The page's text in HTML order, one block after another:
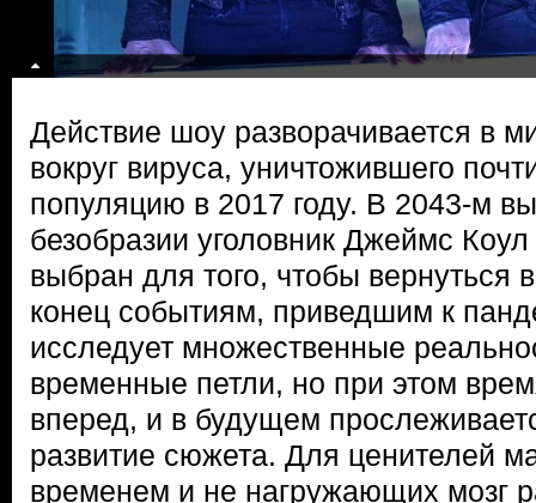
Действие шоу разворачивается в
вокруг вируса, уничтожившего
популяцию в 2017 году. В 2043-м
безобразии уголовник Джеймс Коул
выбран для того, чтобы вернуться
конец событиям, приведшим к
исследует множественные
временные петли, но при этом
вперед, и в будущем
развитие сюжета. Для ценителей
временем и не нагружающих мозг